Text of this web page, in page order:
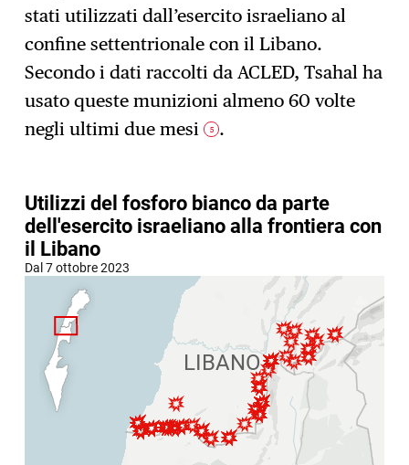
stati utilizzati dall’esercito israeliano al
confine settentrionale con il Libano.
Secondo i dati raccolti da ACLED, Tsahal ha
usato queste munizioni almeno 60 volte
negli ultimi due mesi 5 .